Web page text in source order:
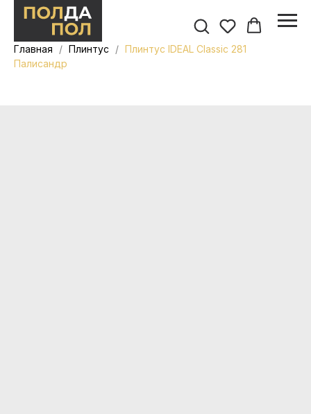
Главная Плинтус
Плинтус IDEAL Classic 281
Палисандр